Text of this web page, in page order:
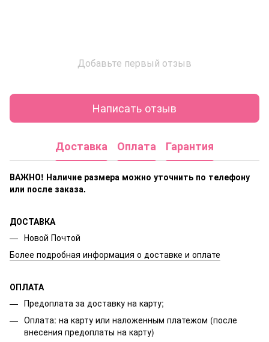
Добавьте первый отзыв
Написать отзыв
Доставка Оплата Гарантия
ВАЖНО! Наличие размера можно уточнить по телефону
или после заказа.
ДОСТАВКА
Новой Почтой
Более подробная информация о доставке и оплате
ОПЛАТА
Предоплата за доставку на карту;
Оплата: на карту или наложенным платежом (после
внесения предоплаты на карту)